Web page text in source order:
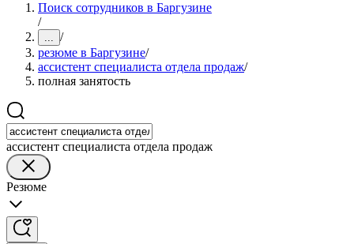
Поиск сотрудников в Баргузине
/
... /
резюме в Баргузине/
ассистент специалиста отдела продаж/
полная занятость
ассистент специалиста отдела продаж
Резюме